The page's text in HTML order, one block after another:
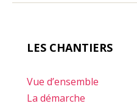
LES CHANTIERS
Vue d’ensemble
La démarche